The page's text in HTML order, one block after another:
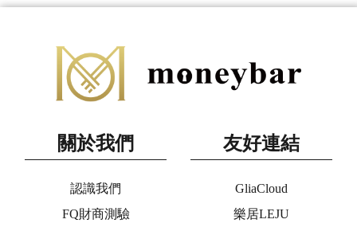
關於我們
認識我們
FQ財商測驗
友好連結
GliaCloud
樂居LEJU